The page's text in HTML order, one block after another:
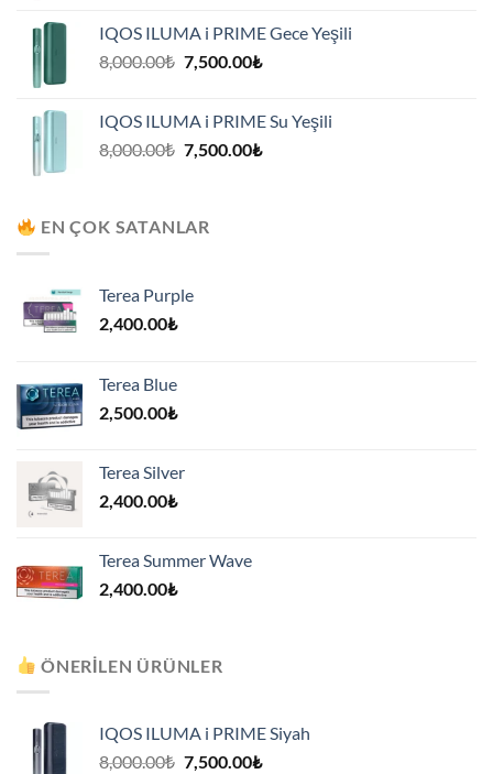
7,500.00₺.
IQOS ILUMA i PRIME Gece Yeşili
8,000.00₺ Orijinal
7,500.00₺Şu
7,500.00₺.
IQOS ILUMA i PRIME Su Yeşili
8,000.00₺ Orijinal
7,500.00₺Şu
EN ÇOK SATANLAR
Terea Purple
2,400.00₺
Terea Blue
2,500.00₺
Terea Silver
2,400.00₺
Terea Summer Wave
2,400.00₺
ÖNERILEN ÜRÜNLER
IQOS ILUMA i PRIME Siyah
8,000.00₺ Orijinal
7,500.00₺Şu